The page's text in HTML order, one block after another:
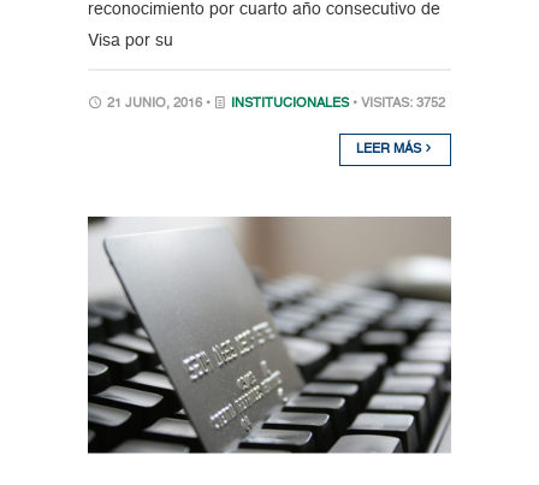
reconocimiento por cuarto año consecutivo de
Visa por su
21 JUNIO, 2016 • INSTITUCIONALES • VISITAS: 3752
LEER MÁS